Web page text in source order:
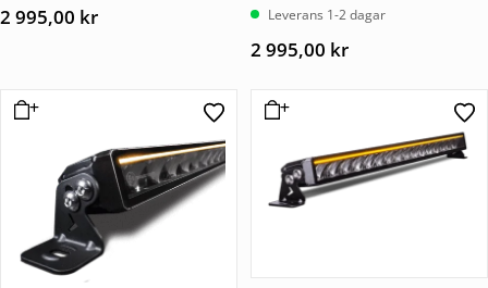
2 995,00 kr
Betygsatt
4.50Leverans 1-2 dagar
2 995,00 kr